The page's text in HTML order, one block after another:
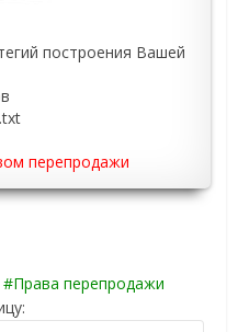
построения Вашей
перепродажи
Права перепродажи